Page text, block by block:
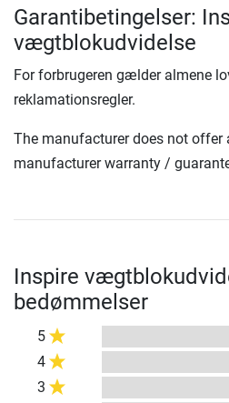
Garantibetingelser:
vægtblokudvidelse
For forbrugeren gælder almene
reklamationsregler.
The manufacturer does not offer
manufacturer warranty /
Inspire
bedømmelser
5
4
3